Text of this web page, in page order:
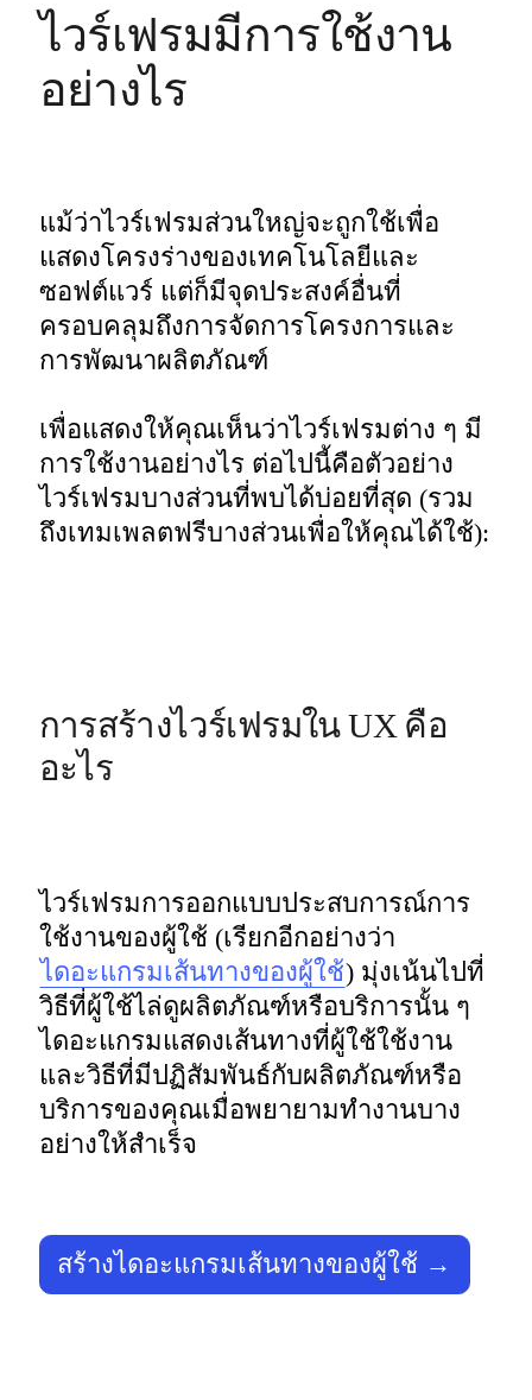
ไวร์เฟรมมีการใช้งาน
อย่างไร
แม้ว่าไวร์เฟรมส่วนใหญ่จะถูกใช้เพื่อ
แสดงโครงร่างของเทคโนโลยีและ
ซอฟต์แวร์ แต่ก็มีจุดประสงค์อื่นที่
ครอบคลุมถึงการจัดการโครงการและ
การพัฒนาผลิตภัณฑ์
เพื่อแสดงให้คุณเห็นว่าไวร์เฟรมต่าง ๆ มี
การใช้งานอย่างไร ต่อไปนี้คือตัวอย่าง
ไวร์เฟรมบางส่วนที่พบได้บ่อยที่สุด (รวม
ถึงเทมเพลตฟรีบางส่วนเพื่อให้คุณได้ใช้):
การสร้างไวร์เฟรมใน UX คือ
อะไร
ไวร์เฟรมการออกแบบประสบการณ์การ
ใช้งานของผู้ใช้ (เรียกอีกอย่างว่า
ไดอะแกรมเส้นทางของผู้ใช้) มุ่งเน้นไปที่
วิธีที่ผู้ใช้ไล่ดูผลิตภัณฑ์หรือบริการนั้น ๆ
ไดอะแกรมแสดงเส้นทางที่ผู้ใช้ใช้งาน
และวิธีที่มีปฏิสัมพันธ์กับผลิตภัณฑ์หรือ
บริการของคุณเมื่อพยายามทำงานบาง
อย่างให้สำเร็จ
สร้างไดอะแกรมเส้นทางของผู้ใช้ →